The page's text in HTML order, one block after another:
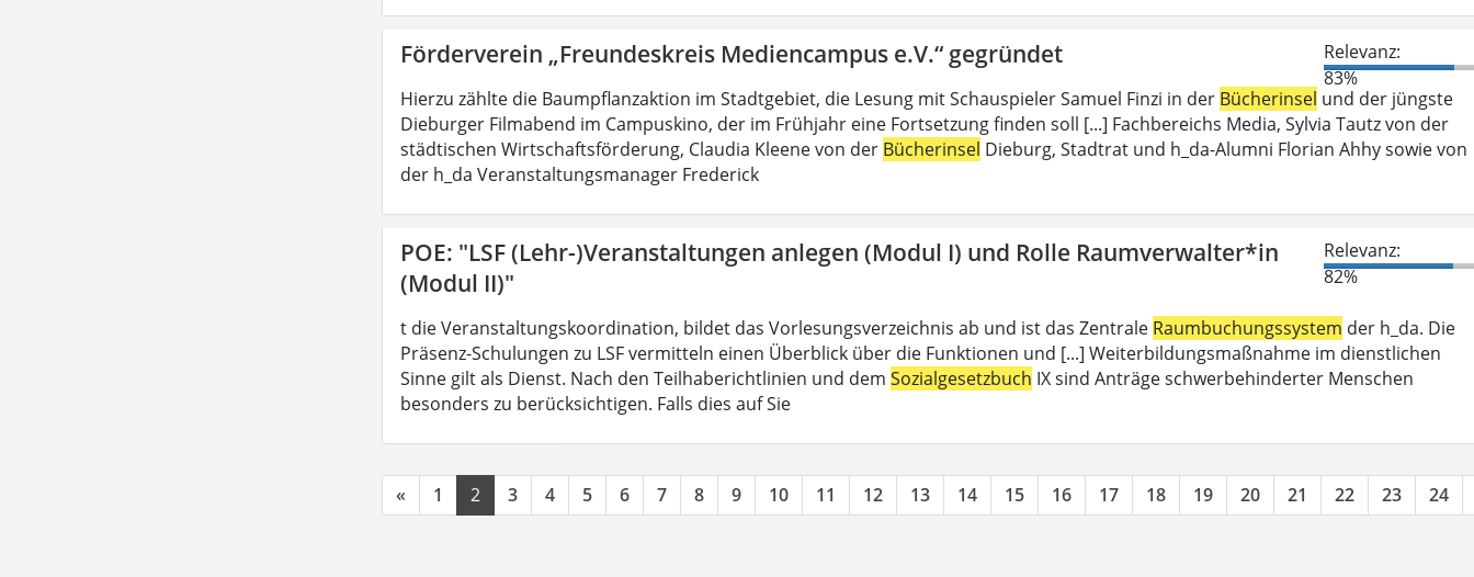
Förderverein „Freundeskreis Mediencampus e.V.“ gegründet
Relevanz:
83%
Hierzu zählte die Baumpflanzaktion im Stadtgebiet, die Lesung mit Schauspieler Samuel Finzi in der Bücherinsel und der jüngste
Dieburger Filmabend im Campuskino, der im Frühjahr eine Fortsetzung finden soll [...] Fachbereichs Media, Sylvia Tautz von der
städtischen Wirtschaftsförderung, Claudia Kleene von der Bücherinsel Dieburg, Stadtrat und h_da-Alumni Florian Ahhy sowie von
der h_da Veranstaltungsmanager Frederick
POE: "LSF (Lehr-)Veranstaltungen anlegen (Modul I) und Rolle Raumverwalter*in
(Modul II)"
Relevanz:
82%
t die Veranstaltungskoordination, bildet das Vorlesungsverzeichnis ab und ist das Zentrale Raumbuchungssystem der h_da. Die
Präsenz-Schulungen zu LSF vermitteln einen Überblick über die Funktionen und [...] Weiterbildungsmaßnahme im dienstlichen
Sinne gilt als Dienst. Nach den Teilhaberichtlinien und dem Sozialgesetzbuch IX sind Anträge schwerbehinderter Menschen
besonders zu berücksichtigen. Falls dies auf Sie
« 1 2 3 4 5 6 7 8 9 10 11 12 13 14 15 16 17 18 19 20 21 22 23 24